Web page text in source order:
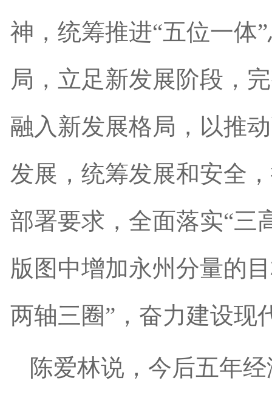
神，统筹推进“五位一体
局，立足新发展阶段，
融入新发展格局，以推
发展，统筹发展和安全
部署要求，全面落实“三
版图中增加永州分量的
两轴三圈”，奋力建设现
陈爱林说，今后五年